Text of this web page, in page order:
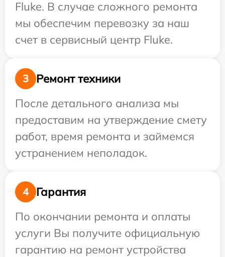
Fluke. В случае сложного ремонта
мы обеспечим перевозку за наш
счет в сервисный центр Fluke.
3
Ремонт техники
После детального анализа мы
предоставим на утверждение смету
работ, время ремонта и займемся
устранением неполадок.
4
Гарантия
По окончании ремонта и оплаты
услуги Вы получите официальную
гарантию на ремонт устройства